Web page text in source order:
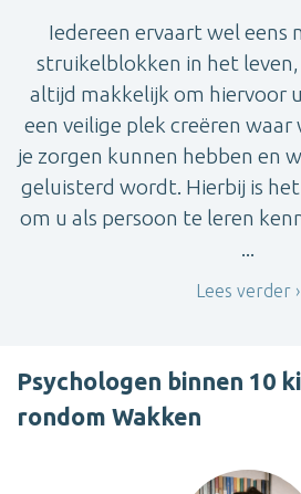
Iedereen ervaart wel eens
struikelblokken in het
altijd makkelijk om hiervoor
een veilige plek creëren waar
je zorgen kunnen hebben en
geluisterd wordt. Hierbij is
om u als persoon te leren
...
Lees verder
Psychologen binnen 10
rondom Wakken